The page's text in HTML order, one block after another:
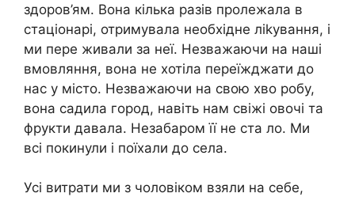
здоров’ям. Вона кілька разів пролежала в
стаціонарі, отримувала необхідне ліkування, і
ми пере живали за неї. Незважаючи на наші
вмовляння, вона не хотіла переїжджати до
нас у місто. Незважаючи на свою хво робу,
вона садила город, навіть нам свіжі овочі та
фрукти давала. Незабаром її не ста ло. Ми
всі покинули і поїхали до села.
Усі витрати ми з чоловіком взяли на себе,